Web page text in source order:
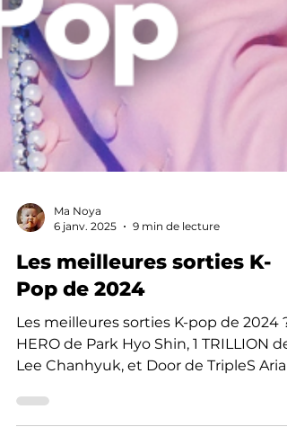
6 janv. 2025
9 min de lecture
Les meilleures sorties K-
Pop de 2024
Les meilleures sorties K-pop de 2024 ?
HERO de Park Hyo Shin, 1 TRILLION de
Lee Chanhyuk, et Door de TripleS Aria !